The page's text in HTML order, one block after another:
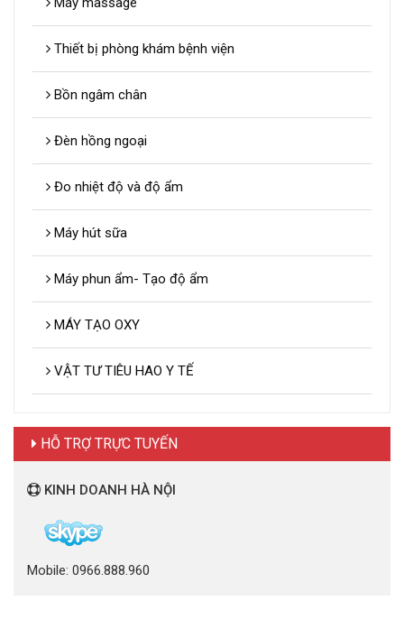
Thiết bị phòng khám bệnh viện
Bồn ngâm chân
Đèn hồng ngoại
Đo nhiệt độ và độ ẩm
Máy hút sữa
Máy phun ẩm- Tạo độ ẩm
MÁY TẠO OXY
VẬT TƯ TIÊU HAO Y TẾ
HỖ TRỢ TRỰC TUYẾN
KINH DOANH HÀ NỘI
Mobile: 0966.888.960